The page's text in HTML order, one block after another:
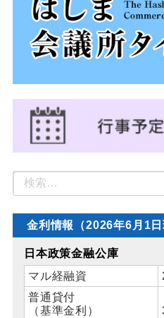
金利情報（2026年6月1日
日本政策金融公庫
マル経融資
普通貸付
（基準金利）